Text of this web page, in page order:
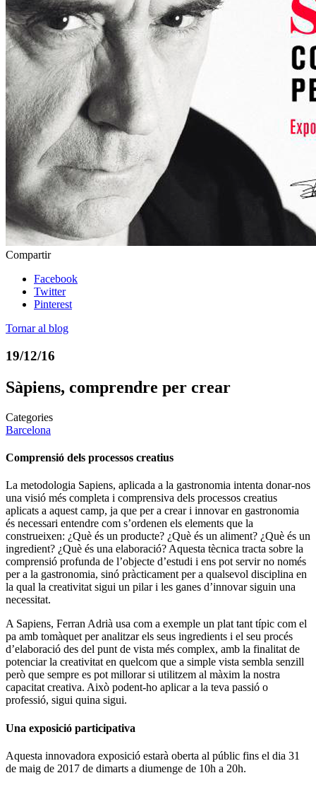
Compartir
Facebook
Twitter
Pinterest
Tornar al blog
19/12/16
Sàpiens, comprendre per crear
Categories
Barcelona
Comprensió dels processos creatius
La metodologia Sapiens, aplicada a la gastronomia intenta donar-nos
una visió més completa i comprensiva dels processos creatius
aplicats a aquest camp, ja que per a crear i innovar en gastronomia
és necessari entendre com s’ordenen els elements que la
construeixen: ¿Què és un producte? ¿Què és un aliment? ¿Què és un
ingredient? ¿Què és una elaboració? Aquesta tècnica tracta sobre la
comprensió profunda de l’objecte d’estudi i ens pot servir no només
per a la gastronomia, sinó pràcticament per a qualsevol disciplina en
la qual la creativitat sigui un pilar i les ganes d’innovar siguin una
necessitat.
A Sapiens, Ferran Adrià usa com a exemple un plat tant típic com el
pa amb tomàquet per analitzar els seus ingredients i el seu procés
d’elaboració des del punt de vista més complex, amb la finalitat de
potenciar la creativitat en quelcom que a simple vista sembla senzill
però que sempre es pot millorar si utilitzem al màxim la nostra
capacitat creativa. Això podent-ho aplicar a la teva passió o
professió, sigui quina sigui.
Una exposició participativa
Aquesta innovadora exposició estarà oberta al públic fins el dia 31
de maig de 2017 de dimarts a diumenge de 10h a 20h.